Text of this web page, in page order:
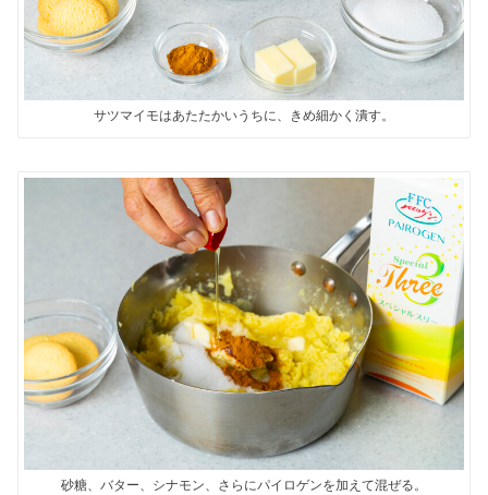
サツマイモはあたたかいうちに、きめ細かく潰す。
砂糖、バター、シナモン、さらにパイロゲンを加えて混ぜる。